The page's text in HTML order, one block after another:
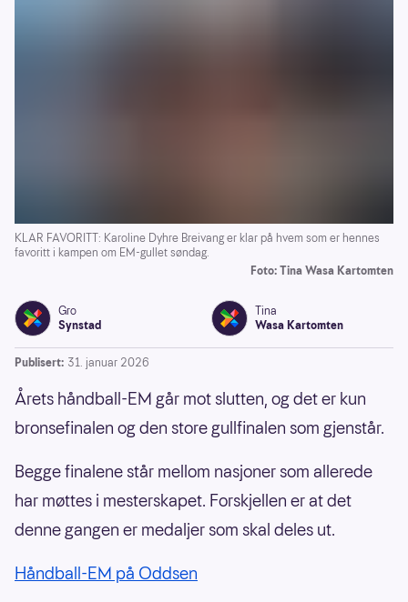
KLAR FAVORITT: Karoline Dyhre Breivang er klar på hvem som er hennes
favoritt i kampen om EM-gullet søndag.
Foto: Tina Wasa Kartomten
Gro
Synstad
Tina
Wasa Kartomten
Publisert: 31. januar 2026
Årets håndball-EM går mot slutten, og det er kun
bronsefinalen og den store gullfinalen som gjenstår.
Begge finalene står mellom nasjoner som allerede
har møttes i mesterskapet. Forskjellen er at det
denne gangen er medaljer som skal deles ut.
Håndball-EM på Oddsen